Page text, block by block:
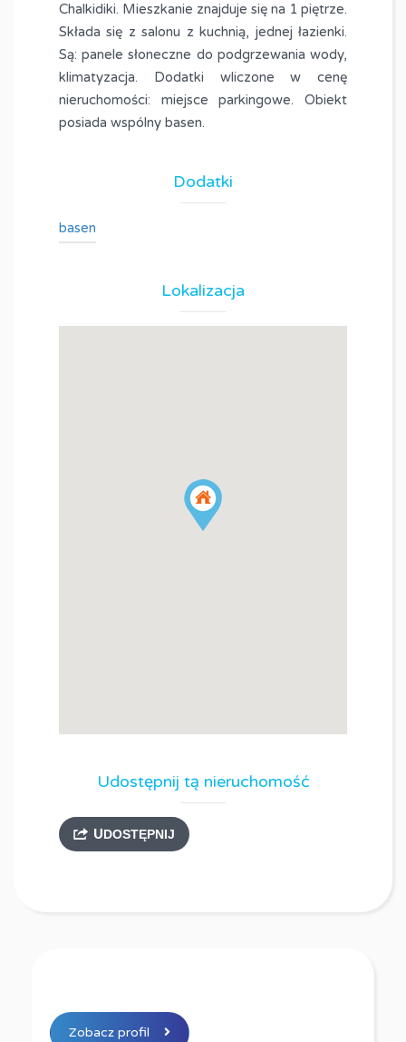
Chalkidiki. Mieszkanie znajduje się na 1 piętrze.
Składa się z salonu z kuchnią, jednej łazienki.
Są: panele słoneczne do podgrzewania wody,
klimatyzacja. Dodatki wliczone w cenę
nieruchomości: miejsce parkingowe. Obiekt
posiada wspólny basen.
Dodatki
basen
Lokalizacja
Udostępnij tą nieruchomość
UDOSTĘPNIJ
Zobacz profil